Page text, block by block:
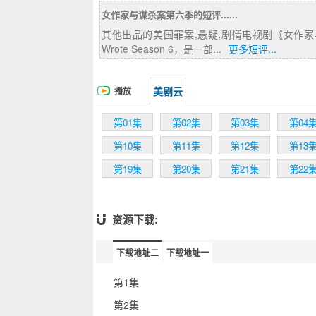
Fletcher,
of high
practice of guest
wrote or a tale told a friend, but starring a variety
Soap); a
homicide
Wrote
secret
hoping to
from this
Stiller, The
Tighe,
女作家与谋杀案第六季的短评......
其他出品的美国罪案,悬疑,剧情电视剧《女作
Wrote Season 6，是一部... 更多短评...
播放 美剧云
第01集 第02集 第03集 第04
第10集
第11集 第12集 第13
第19集
第20集 第21集 第22
资源下载:
下载地址二 下载地址一
第1集
第2集